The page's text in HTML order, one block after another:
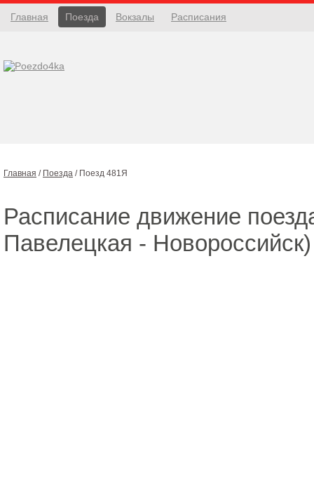
Главная Поезда Вокзалы Расписания
Главная / Поезда / Поезд 481Я
Расписание движение
Павелецкая - Новороссийск)